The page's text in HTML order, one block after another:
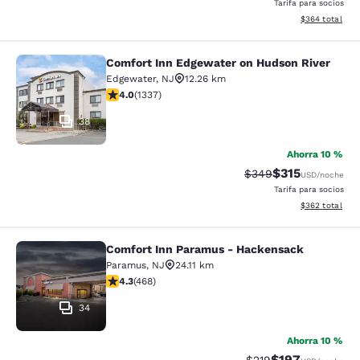
Tarifa para socios
Ver detalles
$364 total
Comfort Inn Edgewater on Hudson
38
Comfort Inn Edgewater on Hudson River
Edgewater, NJ
12.26 km
Calificación de 4.02 estrellas. Muy bueno. 1337
4.0(1337)
Ahorra 10 %
Tarifa tachada:
$349Tarifa reducida:
$315USD/noche
Tarifa para socios
Ver detalles
$362 total
Comfort Inn Paramus - Hackensack
34
Comfort Inn Paramus - Hackensack
Paramus, NJ
24.11 km
Calificación de 4.29 estrellas. Excelente. 468 reseñas
4.3(468)
Ahorra 10 %